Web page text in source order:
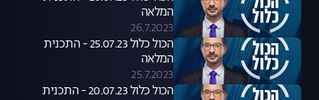
המלאה
26.7.2023
הכול כלול 25.07.23 - התכנית
המלאה
25.7.2023
הכול כלול 20.07.23 - התכנית